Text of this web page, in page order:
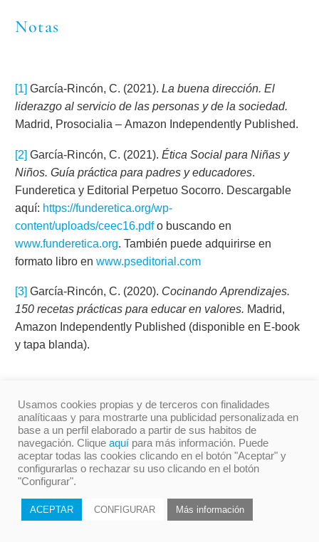
Notas
[1] García-Rincón, C. (2021). La buena dirección. El
liderazgo al servicio de las personas y de la sociedad.
Madrid, Prosocialia – Amazon Independently Published.
[2] García-Rincón, C. (2021). Ética Social para Niñas y
Niños. Guía práctica para padres y educadores.
Funderetica y Editorial Perpetuo Socorro. Descargable
aquí: https://funderetica.org/wp-
content/uploads/ceec16.pdfo buscando en
www.funderetica.org. También puede adquirirse en
formato libro en www.pseditorial.com
[3] García-Rincón, C. (2020). Cocinando Aprendizajes.
150 recetas prácticas para educar en valores. Madrid,
Amazon Independently Published (disponible en E-book
y tapa blanda).
Descargar El Artículo En Formato PDF
Usamos cookies propias y de terceros con finalidades
analíticaas y para mostrarte una publicidad personalizada en
base a un perfil elaborado a partir de sus habitos de
navegación. Clique aquí para más información. Puede
aceptar todas las cookies clicando en el botón "Aceptar" y
configurarlas o rechazar su uso clicando en el botón
"Configurar".
ACEPTAR CONFIGURAR Más información